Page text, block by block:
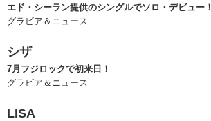
エド・シーラン提供のシングルでソロ・デビュー！
グラビア＆ニュース
シザ
7月フジロックで初来日！
グラビア＆ニュース
LISA